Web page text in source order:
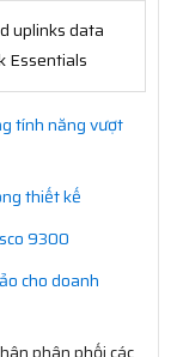
uplinks data
Essentials
tính năng vượt
thiết kế
9300
cho doanh